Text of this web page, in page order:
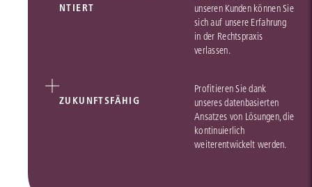
NTIERT
unseren Kunden können Sie
sich auf unsere Erfahrung
in der Rechtspraxis
verlassen.
ZUKUNFTSFÄHIG
Profitieren Sie dank
unseres datenbasierten
Ansatzes von Lösungen, die
kontinuierlich
weiterentwickelt werden.